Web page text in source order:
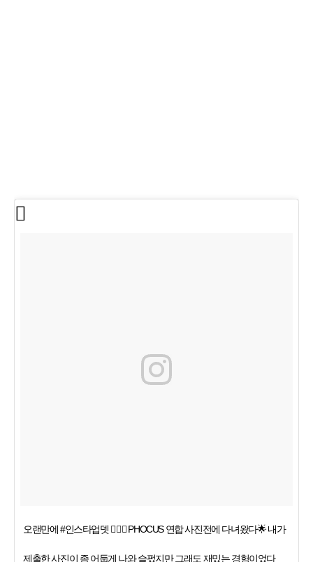
오랜만에 #인스타업뎃 🙆🏻‍♀️ PHOCUS 연합 사진전에 다녀왔다🌟 내가
제출한 사진이 좀 어둡게 나와 슬펐지만 그래도 재밌는 경험이었다